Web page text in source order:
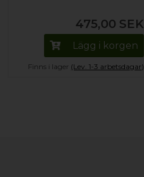
475,00 SEK
Lägg i korgen
Finns i lager (Lev. 1-3 arbetsdagar)